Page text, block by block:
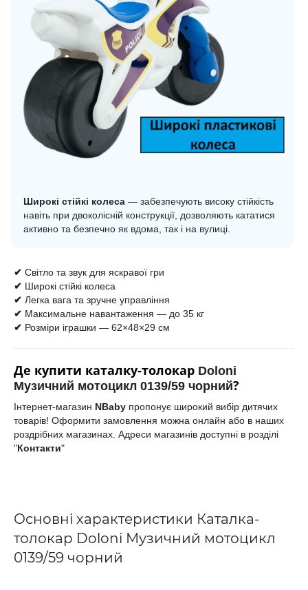
Широкі стійкі колеса — забезпечують високу стійкість
навіть при двоколісній конструкції, дозволяють кататися
активно та безпечно як вдома, так і на вулиці.
✔ Світло та звук для яскравої гри
✔ Широкі стійкі колеса
✔ Легка вага та зручне управління
✔ Максимальне навантаження — до 35 кг
✔ Розміри іграшки — 62×48×29 см
Де купити каталку-толокар Doloni
Музичний мотоцикл 0139/59 чорний?
Інтернет-магазин NBaby пропонує широкий вибір дитячих
товарів! Оформити замовлення можна онлайн або в наших
роздрібних магазинах. Адреси магазинів доступні в розділі
"Контакти"
Основні характеристики Каталка-
толокар Doloni Музичний мотоцикл
0139/59 чорний